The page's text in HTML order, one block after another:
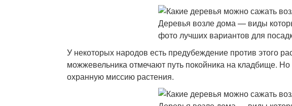
У некоторых народов есть предубеждение против этого
можжевельника отмечают путь покойника на кладбище.
охранную миссию растения.